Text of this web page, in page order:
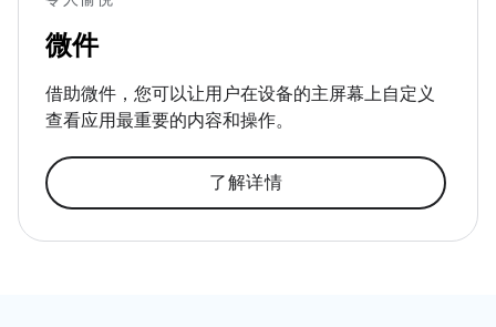
微件
借助微件，您可以让用户在设备的主屏幕上自定义
查看应用最重要的内容和操作。
了解详情